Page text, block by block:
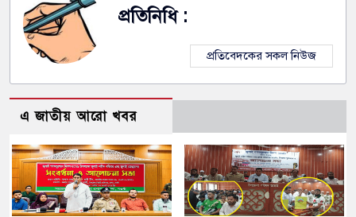
প্রতিনিধি :
প্রতিবেদকের সকল নিউজ
এ জাতীয় আরো খবর